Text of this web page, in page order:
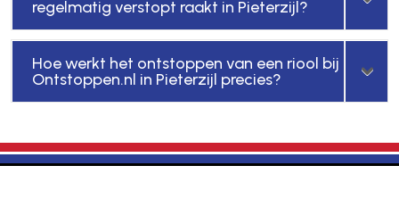
regelmatig verstopt raakt in Pieterzijl?
Hoe werkt het ontstoppen van een riool bij
Ontstoppen.nl in Pieterzijl precies?